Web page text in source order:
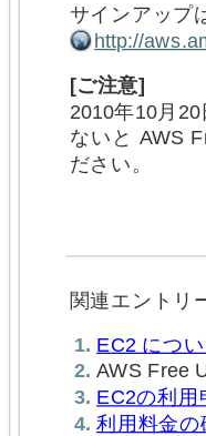
サインアップ
http://
[ご注意]
2010年10月
ないと AWS
ださい。
関連エントリ
EC2 につ
AWS Free
EC2の利用
利用料金の